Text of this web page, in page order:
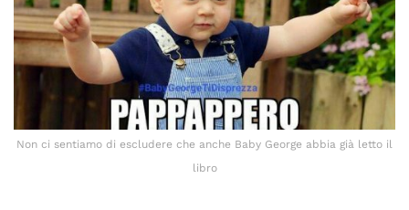
Non ci sentiamo di escludere che anche Baby George abbia già letto il
libro